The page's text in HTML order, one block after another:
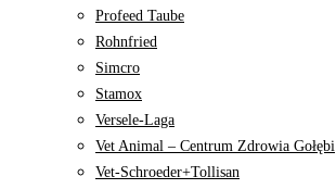
Profeed Taube
Rohnfried
Simcro
Stamox
Versele-Laga
Vet Animal – Centrum Zdrowia Gołębi
Vet-Schroeder+Tollisan